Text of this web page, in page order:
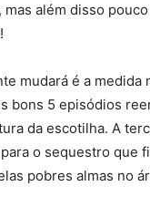
além disso
mudará é a
bons 5 episódios
da escotilha. A
o sequestro que
pobres almas no